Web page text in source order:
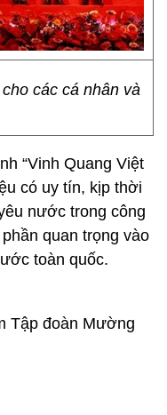
các cá nhân và
“Vinh Quang Việt
có uy tín, kịp thời
nước trong công
quan trọng vào
toàn quốc.
Tập đoàn Mường